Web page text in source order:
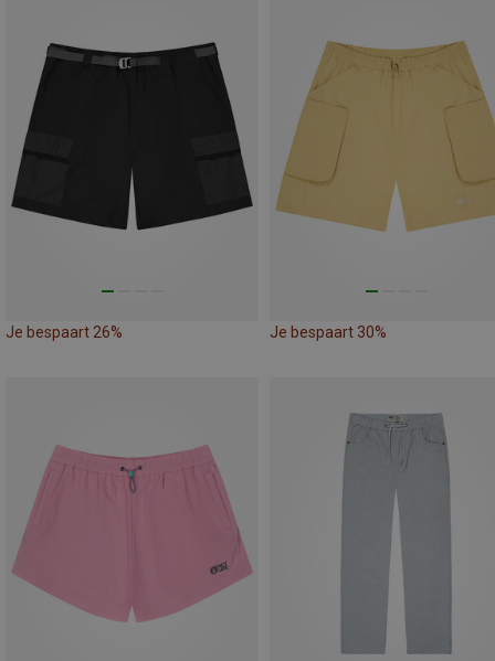
Je bespaart 26% Je bespaart 30%